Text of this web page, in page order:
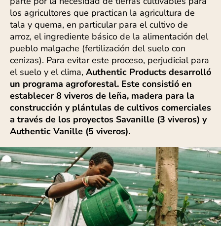
los agricultores que practican la agricultura de
tala y quema, en particular para el cultivo de
arroz, el ingrediente básico de la alimentación del
pueblo malgache (fertilización del suelo con
cenizas). Para evitar este proceso, perjudicial para
el suelo y el clima, Authentic Products desarrolló
un programa agroforestal. Este consistió en
establecer 8 viveros de leña, madera para la
construcción y plántulas de cultivos comerciales
a través de los proyectos Savanille (3 viveros) y
Authentic Vanille (5 viveros).